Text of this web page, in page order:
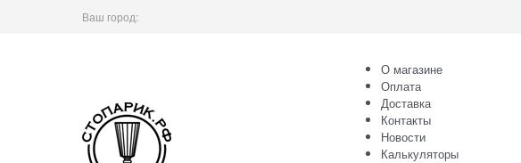
Ваш город:
О магазине
Оплата
Доставка
Контакты
Новости
Калькуляторы